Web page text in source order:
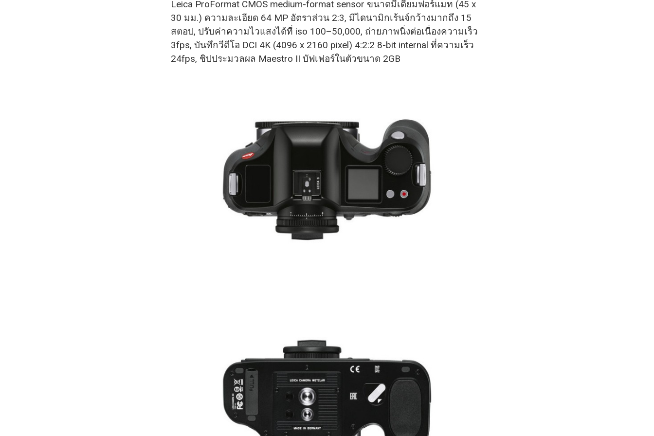
Leica ProFormat CMOS medium-format sensor ขนาดมีเดียมฟอร์แมท (45 x
30 มม.) ความละเอียด 64 MP อัตราส่วน 2:3, มีไดนามิกเร้นจ์กว้างมากถึง 15
สตอป, ปรับค่าความไวแสงได้ที่ iso 100–50,000, ถ่ายภาพนิ่งต่อเนื่องความเร็ว
3fps, บันทึกวีดีโอ DCI 4K (4096 x 2160 pixel) 4:2:2 8-bit internal ที่ความเร็ว
24fps, ชิปประมวลผล Maestro II บัฟเฟอร์ในตัวขนาด 2GB